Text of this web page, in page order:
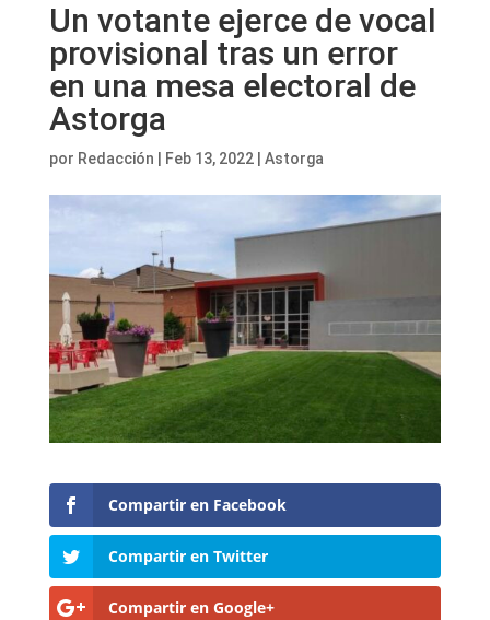
Un votante ejerce de vocal
provisional tras un error
en una mesa electoral de
Astorga
por Redacción Feb 13, 2022| Astorga
Compartir en Facebook
Compartir en Twitter
Compartir en Google+